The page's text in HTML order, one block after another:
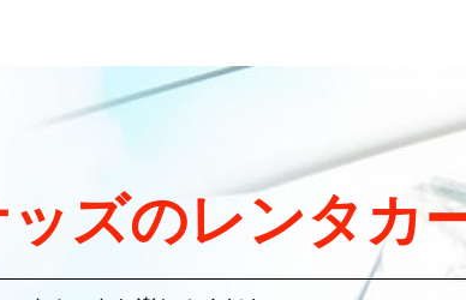
ズのレンタカ